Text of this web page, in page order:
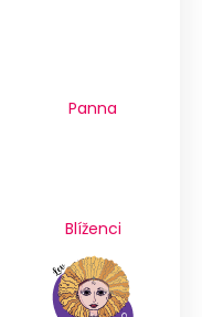
Panna
Blíženci